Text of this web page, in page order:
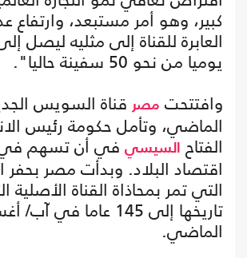
كبير، وهو أمر مستبعد، وارتفاع
يوميا من نحو 50 سفينة حاليا".
وافتتحت مصر قناة السويس
الماضي، وتأمل حكومة رئيس
الفتاح السيسي في أن تسهم
اقتصاد البلاد. وبدأت مصر بحفر
التي تمر بمحاذاة القناة الأصلية
تاريخها إلى 145 عاما
الماضي.